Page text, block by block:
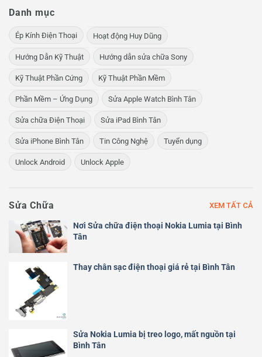
Danh mục
Ép Kính Điện Thoại Hoạt động Huy Dũng
Hướng Dẫn Kỹ Thuật Hướng dẫn sửa chữa Sony
Kỹ Thuật Phần Cứng Kỹ Thuật Phần Mềm
Phần Mềm – Ứng Dụng Sửa Apple Watch Bình Tân
Sửa chữa Điện Thoại Sửa iPad Bình Tân
Sửa iPhone Bình Tân Tin Công Nghệ Tuyển dụng
Unlock Android Unlock Apple
Sửa Chữa XEM TẤT CẢ
Nơi Sửa chữa điện thoại Nokia Lumia tại Bình
Tân
Thay chân sạc điện thoại giá rẻ tại Bình Tân
Sửa Nokia Lumia bị treo logo, mất nguồn tại
Bình Tân